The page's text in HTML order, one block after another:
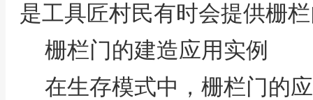
是工具匠村民有时会提供栅
栅栏门的建造应用实例
在生存模式中，栅栏门的